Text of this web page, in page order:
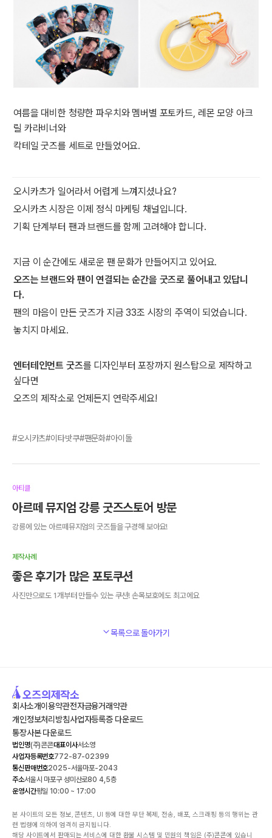
여름을 대비한 청량한 파우치와 멤버별 포토카드, 레몬 모양 아크
릴 카라비너와
칵테일 굿즈를 세트로 만들었어요.
오시카츠가 일어라서 어렵게 느껴지셨나요?
오시카츠 시장은 이제 정식 마케팅 채널입니다.
기획 단계부터 팬과 브랜드를 함께 고려해야 합니다.
지금 이 순간에도 새로운 팬 문화가 만들어지고 있어요.
오즈는 브랜드와 팬이 연결되는 순간을 굿즈로 풀어내고 있답니
다.
팬의 마음이 만든 굿즈가 지금 33조 시장의 주역이 되었습니다.
​놓치지 마세요.
엔터테인먼트 굿즈를 디자인부터 포장까지 원스탑으로 제작하고
싶다면
오즈의 제작소로 언제든지 연락주세요!
오시카츠 이타밧쿠 팬문화 아이돌
아티클
아르떼 뮤지엄 강릉 굿즈스토어 방문
강릉에 있는 아르떼뮤지엄의 굿즈들을 구경해 보아요!
제작사례
좋은 후기가 많은 포토쿠션
사진만으로도 1개부터 만들수 있는 쿠션! 손목보호에도 최고에요
목록으로 돌아가기
법인명(주)콘콘대표이사서소영
사업자등록번호772-87-02399
통신판매번호2025-서울마포-2043
주소서울시 마포구 성미산로80 4,5층
운영시간평일 10:00 ~ 17:00
회사소개이용약관전자금융거래약관
개인정보처리방침사업자등록증 다운로드
통장사본 다운로드
본 사이트의 모든 정보, 콘텐츠, UI 등에 대한 무단 복제, 전송, 배포, 스크래핑 등의 행위는 관
련 법령에 의하여 엄격히 금지됩니다.
해당 사이트에서 판매되는 서비스에 대한 환불 시스템 및 민원의 책임은 (주)콘콘에 있습니